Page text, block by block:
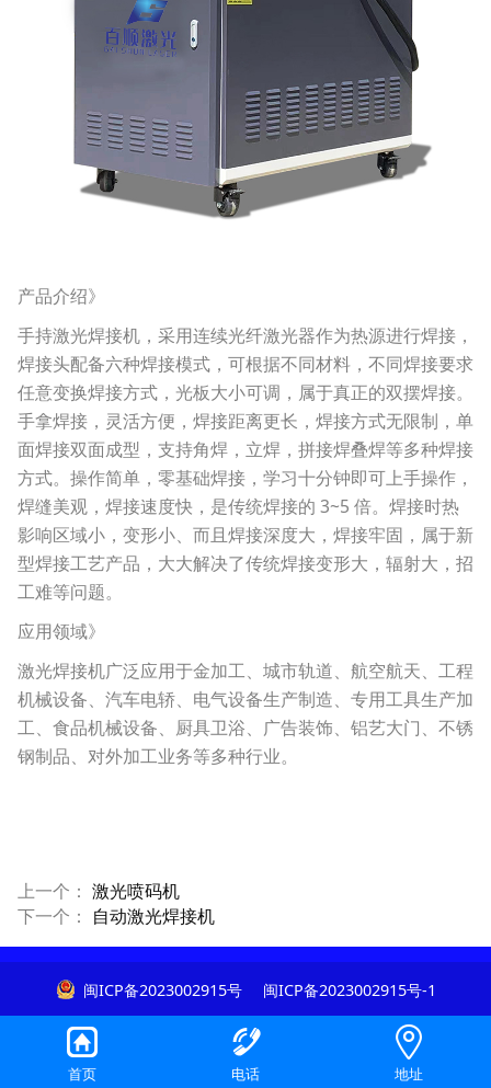
产品介绍》
手持激光焊接机，采用连续光纤激光器作为热源进行焊接，
焊接头配备六种焊接模式，可根据不同材料，不同焊接要求
任意变换焊接方式，光板大小可调，属于真正的双摆焊接。
手拿焊接，灵活方便，焊接距离更长，焊接方式无限制，单
面焊接双面成型，支持角焊，立焊，拼接焊叠焊等多种焊接
方式。操作简单，零基础焊接，学习十分钟即可上手操作，
焊缝美观，焊接速度快，是传统焊接的 3~5 倍。焊接时热
影响区域小，变形小、而且焊接深度大，焊接牢固，属于新
型焊接工艺产品，大大解决了传统焊接变形大，辐射大，招
工难等问题。
应用领域》
激光焊接机广泛应用于金加工、城市轨道、航空航天、工程
机械设备、汽车电轿、电气设备生产制造、专用工具生产加
工、食品机械设备、厨具卫浴、广告装饰、铝艺大门、不锈
钢制品、对外加工业务等多种行业。
上一个： 激光喷码机
下一个： 自动激光焊接机
闽ICP备2023002915号 闽ICP备2023002915号-1
首页 电话 地址